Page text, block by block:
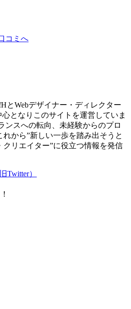
コミへ
とWebデザイナー・ディレクター
心となりこのサイトを運営していま
ンスへの転向、未経験からのプロ
から”新しい一歩を踏み出そうと
クリエイター”に役立つ情報を発信
Twitter）